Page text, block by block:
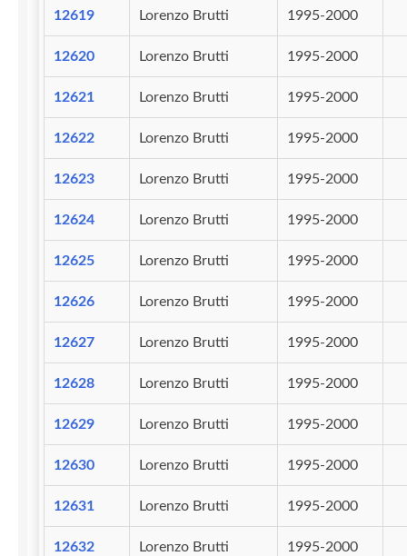
12619 Lorenzo Brutti 1995-2000
12620 Lorenzo Brutti 1995-2000
12621 Lorenzo Brutti 1995-2000
12622 Lorenzo Brutti 1995-2000
12623 Lorenzo Brutti 1995-2000
12624 Lorenzo Brutti 1995-2000
12625 Lorenzo Brutti 1995-2000
12626 Lorenzo Brutti 1995-2000
12627 Lorenzo Brutti 1995-2000
12628 Lorenzo Brutti 1995-2000
12629 Lorenzo Brutti 1995-2000
12630 Lorenzo Brutti 1995-2000
12631 Lorenzo Brutti 1995-2000
12632 Lorenzo Brutti 1995-2000